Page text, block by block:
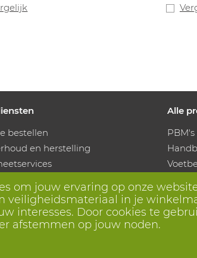
20% meer abrasiebestand
om jouw ervaring op onze
veiligheidsmateriaal in je
interesses. Door cookies te
afstemmen op jouw noden.
bestellen
en herstelling
nodig? Wij helpen je verder
Alle